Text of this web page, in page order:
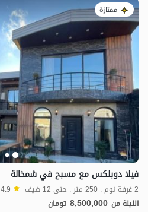
7.4مليون ت
ممتازة
فيلا دوبلكس مع مسبح في شمخالة
2 غرفة نوم . 250 متر . حتى 12 ضيف 4.9
الليلة من 8,500,000 تومان